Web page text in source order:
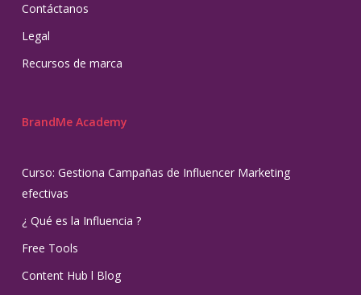
Contáctanos
Legal
Recursos de marca
BrandMe Academy
Curso: Gestiona Campañas de Influencer Marketing
efectivas
¿ Qué es la Influencia ?
Free Tools
Content Hub l Blog